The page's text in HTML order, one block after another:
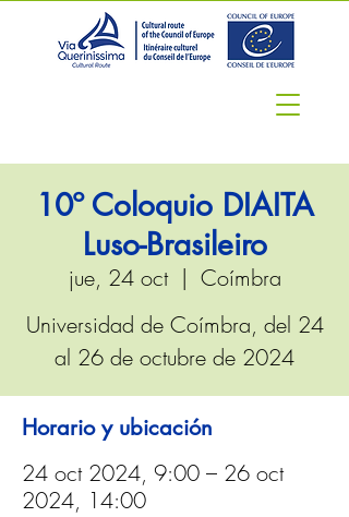
10º Coloquio DIAITA
Luso-Brasileiro
jue, 24 oct
  |
Coímbra
Universidad de Coímbra, del 24
al 26 de octubre de 2024
Horario y ubicación
24 oct 2024, 9:00 – 26 oct
2024, 14:00